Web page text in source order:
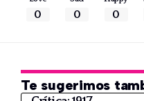
0 0 0
Te sugerimos